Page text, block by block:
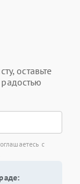
оставьте
с